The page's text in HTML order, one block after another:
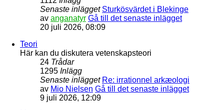
Senaste inlägget Sturkösvärdet i Blekinge
av anganatyr Gå till det senaste inlägget
20 juli 2026, 08:09
Teori
Här kan du diskutera vetenskapsteori
24 Trådar
1295 Inlägg
Senaste inlägget Re: irrationnel arkæologi
av Mio Nielsen Gå till det senaste inlägget
9 juli 2026, 12:09